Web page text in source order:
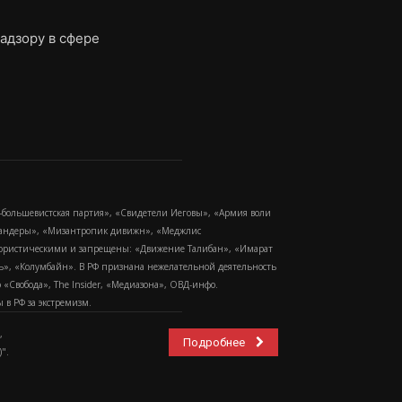
в сфере
партия», «Свидетели Иеговы», «Армия воли
«Мизантропик дивижн», «Меджлис
и запрещены: «Движение Талибан», «Имарат
«Колумбайн». В РФ признана нежелательной деятельность
The Insider, «Медиазона», ОВД-инфо.
РФ за экстремизм.
Подробнее